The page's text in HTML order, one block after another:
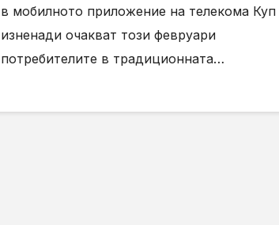
в мобилното приложение на телекома Куп
изненади очакват този февруари
потребителите в традиционната…